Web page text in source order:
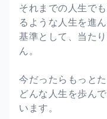
それまでの人生で
るような人生を進
基準として、当た
ん。
今だったらもっと
どんな人生を歩ん
います。